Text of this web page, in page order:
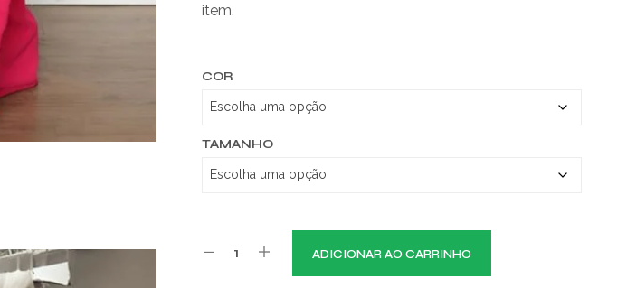
item.
COR
TAMANHO
ADICIONAR AO CARRINHO